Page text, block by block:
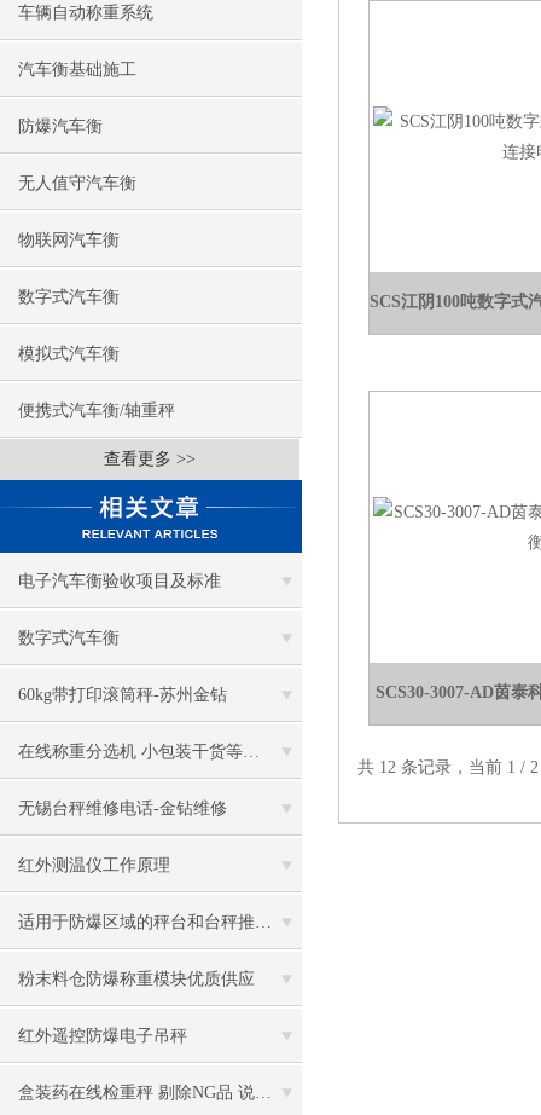
车辆自动称重系统
汽车衡基础施工
防爆汽车衡
无人值守汽车衡
物联网汽车衡
数字式汽车衡
模拟式汽车衡
便携式汽车衡/轴重秤
查看更多 >>
电子汽车衡验收项目及标准
数字式汽车衡
60kg带打印滚筒秤-苏州金钻
在线称重分选机 小包装干货等按重量大小分选
无锡台秤维修电话-金钻维修
红外测温仪工作原理
适用于防爆区域的秤台和台秤推荐-苏州金钻
粉末料仓防爆称重模块优质供应
红外遥控防爆电子吊秤
盒装药在线检重秤 剔除NG品 说明书漏放
SCS30-3007-AD茵泰
共 12 条记录，当前 1